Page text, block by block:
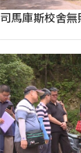
司馬庫斯校舍